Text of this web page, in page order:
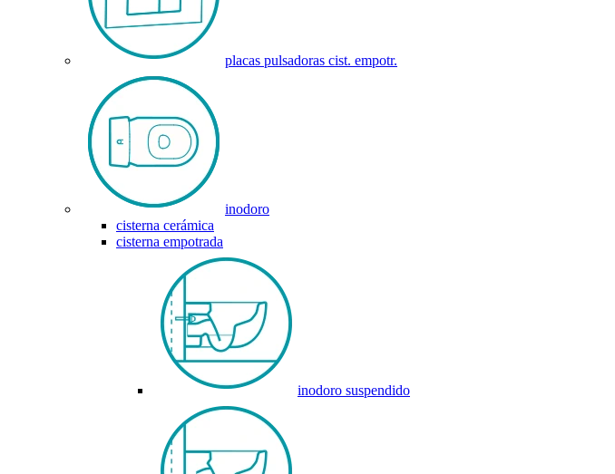
placas pulsadoras cist. empotr.
inodoro
cisterna cerámica
cisterna empotrada
inodoro suspendido